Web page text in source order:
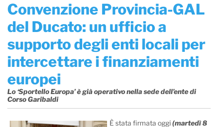
​Convenzione Provincia-GAL
del Ducato: un ufficio a
supporto degli enti locali per
intercettare i finanziamenti
europei
Lo ‘Sportello Europa’ è già operativo nella sede dell’ente di
Corso Garibaldi
È stata firmata oggi(martedì 8